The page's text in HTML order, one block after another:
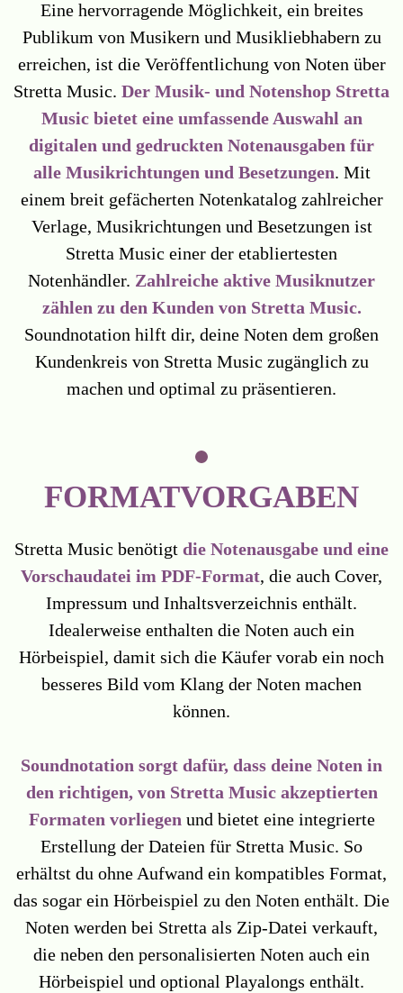
Eine hervorragende Möglichkeit, ein breites
Publikum von Musikern und Musikliebhabern zu
erreichen, ist die Veröffentlichung von Noten über
Stretta Music. Der Musik- und Notenshop Stretta
Music bietet eine umfassende Auswahl an
digitalen und gedruckten Notenausgaben für
alle Musikrichtungen und Besetzungen. Mit
einem breit gefächerten Notenkatalog zahlreicher
Verlage, Musikrichtungen und Besetzungen ist
Stretta Music einer der etabliertesten
Notenhändler. Zahlreiche aktive Musiknutzer
zählen zu den Kunden von Stretta Music.
Soundnotation hilft dir, deine Noten dem großen
Kundenkreis von Stretta Music zugänglich zu
machen und optimal zu präsentieren.
FORMATVORGABEN
Stretta Music benötigt die Notenausgabe und eine
Vorschaudatei im PDF-Format, die auch Cover,
Impressum und Inhaltsverzeichnis enthält.
Idealerweise enthalten die Noten auch ein
Hörbeispiel, damit sich die Käufer vorab ein noch
besseres Bild vom Klang der Noten machen
können.
Soundnotation sorgt dafür, dass deine Noten in
den richtigen, von Stretta Music akzeptierten
Formaten vorliegen und bietet eine integrierte
Erstellung der Dateien für Stretta Music. So
erhältst du ohne Aufwand ein kompatibles Format,
das sogar ein Hörbeispiel zu den Noten enthält. Die
Noten werden bei Stretta als Zip-Datei verkauft,
die neben den personalisierten Noten auch ein
Hörbeispiel und optional Playalongs enthält.